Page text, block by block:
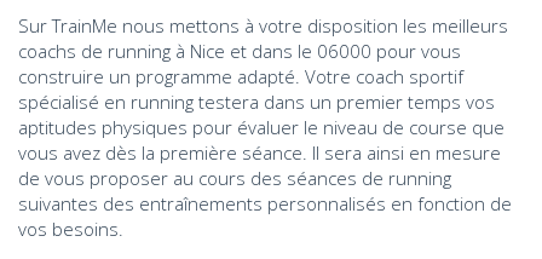
Sur TrainMe nous mettons à votre disposition les meilleurs
coachs de running à Nice et dans le 06000 pour vous
construire un programme adapté. Votre coach sportif
spécialisé en running testera dans un premier temps vos
aptitudes physiques pour évaluer le niveau de course que
vous avez dès la première séance. Il sera ainsi en mesure
de vous proposer au cours des séances de running
suivantes des entraînements personnalisés en fonction de
vos besoins.